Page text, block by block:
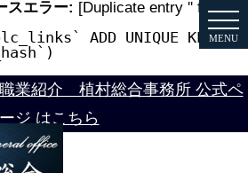
スエラー: [Duplicate entry '' for key
ADD UNIQUE KEY
業紹介 植村総合事務所 公式ペ
ージ はこちら
MENU